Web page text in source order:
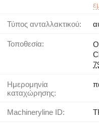
Τύπος ανταλλακτικού:
Τοποθεσία:
Ημερομηνία
καταχώρησης:
Machineryline ID: